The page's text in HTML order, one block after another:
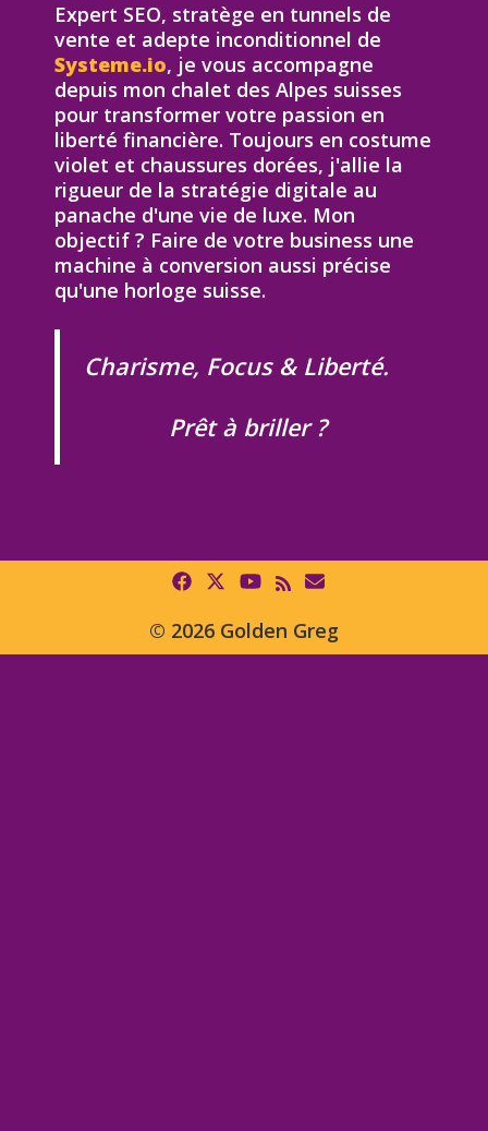
Expert SEO, stratège en tunnels de
vente et adepte inconditionnel de
Systeme.io, je vous accompagne
depuis mon chalet des Alpes suisses
pour transformer votre passion en
liberté financière. Toujours en costume
violet et chaussures dorées, j'allie la
rigueur de la stratégie digitale au
panache d'une vie de luxe. Mon
objectif ? Faire de votre business une
machine à conversion aussi précise
qu'une horloge suisse.
Charisme, Focus & Liberté.
Prêt à briller ?
© 2026 Golden Greg